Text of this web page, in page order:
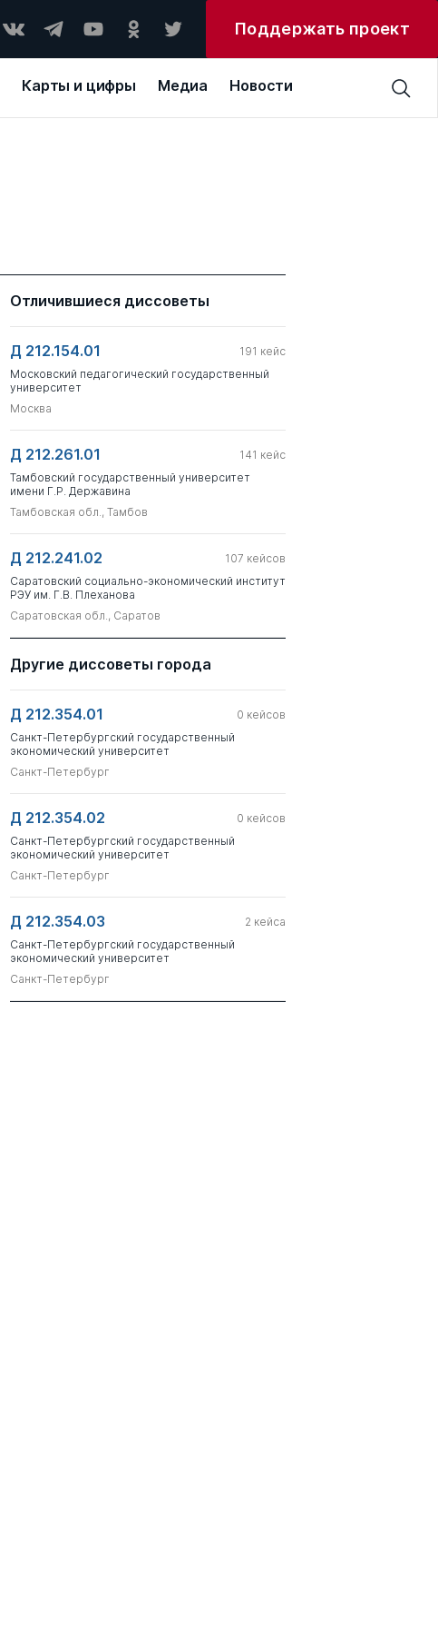
Поддержать проект
Карты и цифры Медиа Новости
Отличившиеся диссоветы
Д 212.154.01 191 кейс
Московский педагогический государственный
университет
Москва
Д 212.261.01 141 кейс
Тамбовский государственный университет
имени Г.Р. Державина
Тамбовская обл., Тамбов
Д 212.241.02 107 кейсов
Саратовский социально-экономический институт
РЭУ им. Г.В. Плеханова
Саратовская обл., Саратов
Другие диссоветы города
Д 212.354.01 0 кейсов
Санкт-Петербургский государственный
экономический университет
Санкт-Петербург
Д 212.354.02 0 кейсов
Санкт-Петербургский государственный
экономический университет
Санкт-Петербург
Д 212.354.03 2 кейса
Санкт-Петербургский государственный
экономический университет
Санкт-Петербург